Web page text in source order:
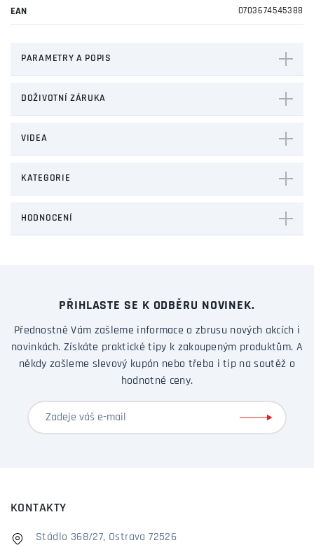
EAN 0703674545388
PARAMETRY A POPIS
DOŽIVOTNÍ ZÁRUKA
VIDEA
KATEGORIE
HODNOCENÍ
PŘIHLASTE SE K ODBĚRU NOVINEK.
Přednostně Vám zašleme informace o zbrusu nových akcích i
novinkách. Získáte praktické tipy k zakoupeným produktům. A
někdy zašleme slevový kupón nebo třeba i tip na soutěž o
hodnotné ceny.
KONTAKTY
Stádlo 368/27, Ostrava 72526